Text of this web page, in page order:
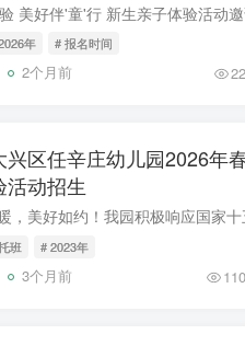
年 # 报名时间
2个月前
兴区任辛庄幼儿园2026年
活动招生
班 # 2023年
3个月前 110